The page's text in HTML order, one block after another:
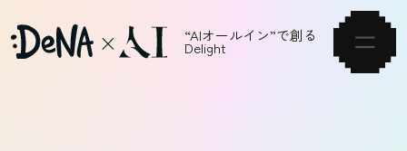
“AIオールイン”で創る
Delight